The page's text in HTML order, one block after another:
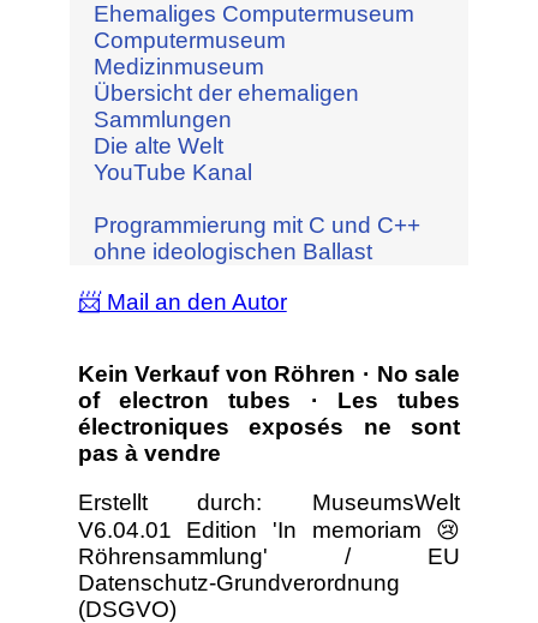
Ehemaliges Computermuseum
Computermuseum
Medizinmuseum
Übersicht der ehemaligen
Sammlungen
Die alte Welt
YouTube Kanal
Programmierung mit C und C++
ohne ideologischen Ballast
📨 Mail an den Autor
Kein Verkauf von Röhren · No sale
of electron tubes · Les tubes
électroniques exposés ne sont
pas à vendre
Erstellt durch: MuseumsWelt
V6.04.01 Edition 'In memoriam 😢
Röhrensammlung' / EU
Datenschutz-Grundverordnung
(DSGVO)